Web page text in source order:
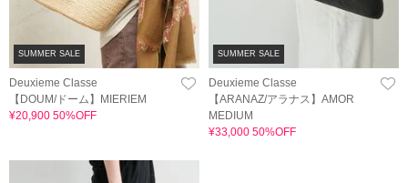
SUMMER SALE
Deuxieme Classe
【DOUM/ドーム】MIERIEM
¥20,900 50%OFF
SUMMER SALE
Deuxieme Classe
【ARANAZ/アラナス】AMOR
MEDIUM
¥33,000 50%OFF